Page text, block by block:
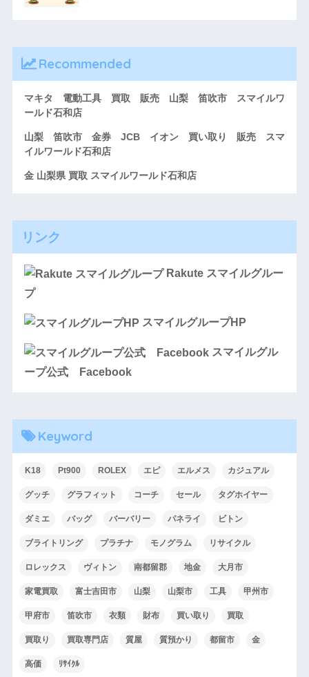
Recommended
マキタ 電動工具 買取 販売 山梨 笛吹市 スマイルワ
ールド石和店
山梨 笛吹市 金券 JCB イオン 買い取り 販売 スマ
イルワールド石和店
金 山梨県 買取 スマイルワールド石和店
リンク
Rakute スマイルグルー
プ
スマイルグループHP
スマイルグル
ープ公式 Facebook
Keyword
K18 Pt900 ROLEX エピ エルメス カジュアル
グッチ グラフィット コーチ セール タグホイヤー
ダミエ バッグ バーバリー パネライ ビトン
ブライトリング プラチナ モノグラム リサイクル
ロレックス ヴィトン 南都留郡 地金 大月市
家電買取 富士吉田市 山梨 山梨市 工具 甲州市
甲府市 笛吹市 衣類 財布 買い取り 買取
買取り 買取専門店 質屋 質預かり 都留市 金
高価 ﾘｻｲｸﾙ